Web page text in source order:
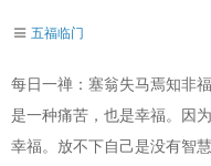
五福临门
每日一禅：塞翁失马焉知非
是一种痛苦，也是幸福。因
幸福。放不下自己是没有智